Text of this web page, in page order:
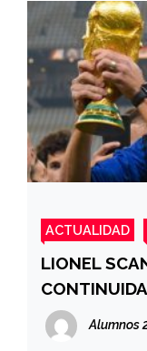
ACTUALIDAD
LIONEL
ARGENTINA
Alumnos